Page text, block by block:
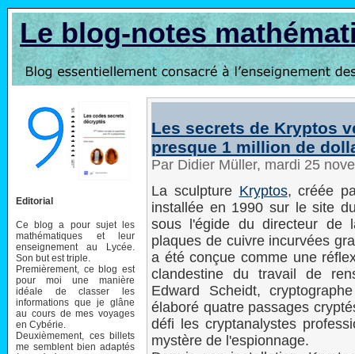
Le blog-notes
Editorial
Ce blog a pour sujet les
mathématiques et leur
enseignement au Lycée.
Son but est triple.
Premièrement, ce blog est
pour moi une manière
idéale de classer les
informations que je glâne
au cours de mes voyages
en Cybérie.
Deuxièmement, ces billets
me semblent bien adaptés
Les secrets de Kryptos
presque 1 million de
Par Didier Müller, mardi 25
La sculpture Kryptos, créée
installée en 1990 sur le site
sous l'égide du directeur de
plaques de cuivre incurvées
a été conçue comme une
clandestine du travail de
Edward Scheidt,
élaboré quatre passages
défi les cryptanalystes
mystère de l'espionnage.